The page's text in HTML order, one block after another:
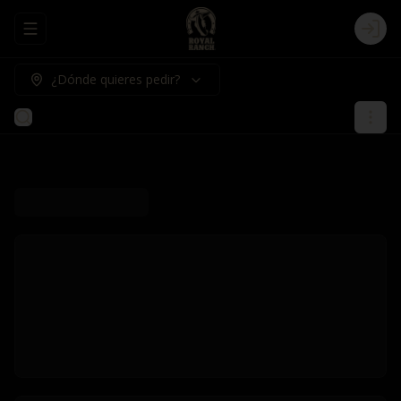
Abrir menu de navegación Login
¿Dónde quieres pedir?